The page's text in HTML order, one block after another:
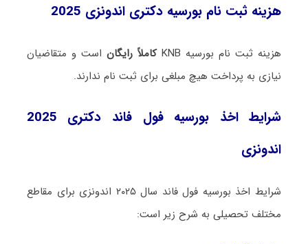
هزینه ثبت نام بورسیه دکتری اندونزی 2025
هزینه ثبت نام بورسیه KNB کاملاً رایگان است و متقاضیان
نیازی به پرداخت هیچ مبلغی برای ثبت نام ندارند.
شرایط اخذ بورسیه فول فاند دکتری 2025
اندونزی
شرایط اخذ بورسیه فول فاند سال ۲۰۲۵ اندونزی برای مقاطع
مختلف تحصیلی به شرح زیر است: